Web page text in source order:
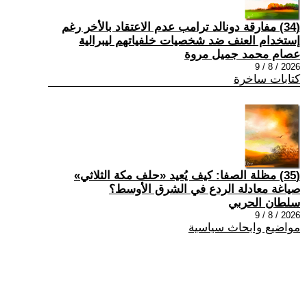
(34) مفارقة دونالد ترامب عدم الاعتقاد بالأخر رغم
إستخدام العنف ضد شخصيات خلفياتهم ليبرالية
عصام محمد جميل مروة
2026 / 8 / 9
كتابات ساخرة
(35) مظلة الصفا: كيف يُعيد «حلف مكة الثلاثي»
صياغة معادلة الردع في الشرق الأوسط؟
سلطان الحربي
2026 / 8 / 9
مواضيع وابحاث سياسية